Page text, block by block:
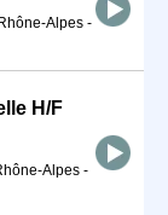
Alpes -
H/F
Alpes -